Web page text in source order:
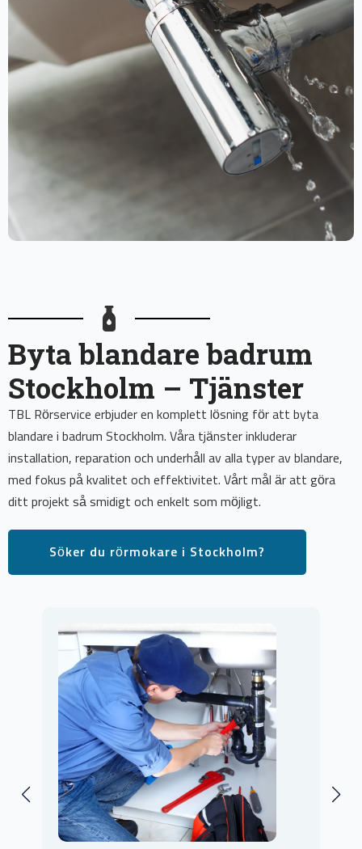
Byta blandare badrum
Stockholm – Tjänster
TBL Rörservice erbjuder en komplett lösning för att byta
blandare i badrum Stockholm. Våra tjänster inkluderar
installation, reparation och underhåll av alla typer av blandare,
med fokus på kvalitet och effektivitet. Vårt mål är att göra
ditt projekt så smidigt och enkelt som möjligt.
Söker du rörmokare i Stockholm?